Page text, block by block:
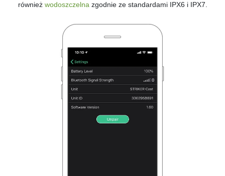
również wodoszczelna zgodnie ze standardami IPX6 i IPX7.